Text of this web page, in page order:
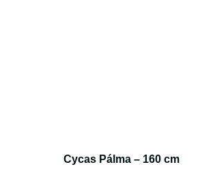
Cycas Pálma – 160 cm